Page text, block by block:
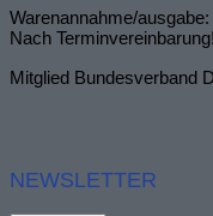
Warenannahme/ausgabe:
Nach Terminvereinbarung!
Mitglied Bundesverband
NEWSLETTER